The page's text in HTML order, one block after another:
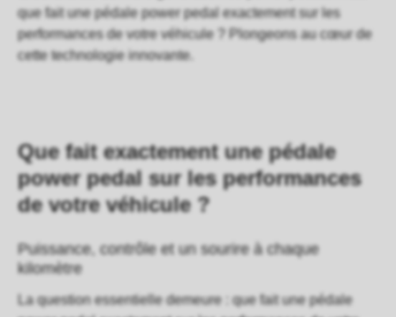
que fait une pédale power pedal exactement sur les
performances de votre véhicule ? Plongeons au cœur de
cette technologie innovante.
Que fait exactement une pédale
power pedal sur les performances
de votre véhicule ?
Puissance, contrôle et un sourire à chaque
kilomètre
La question essentielle demeure : que fait une pédale